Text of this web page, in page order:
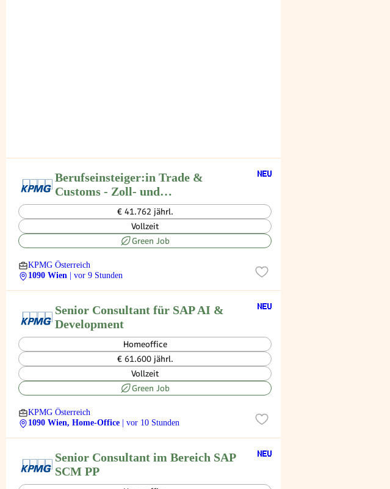
Berufseinsteiger:in Trade &
Customs - Zoll- und
Außenwirtschaftsberatung
€ 41.762 jährl.
Vollzeit
Green Job
KPMG Österreich
1090 Wien
| vor 9 Stunden
Senior Consultant für SAP AI &
Development
Homeoffice
€ 61.600 jährl.
Vollzeit
Green Job
KPMG Österreich
1090 Wien, Home-Office
| vor 10 Stunden
Senior Consultant im Bereich SAP
SCM PP